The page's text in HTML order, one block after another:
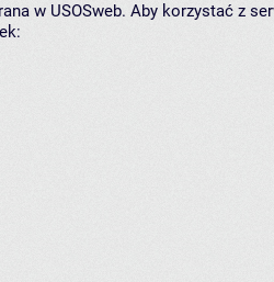
w USOSweb. Aby korzystać z